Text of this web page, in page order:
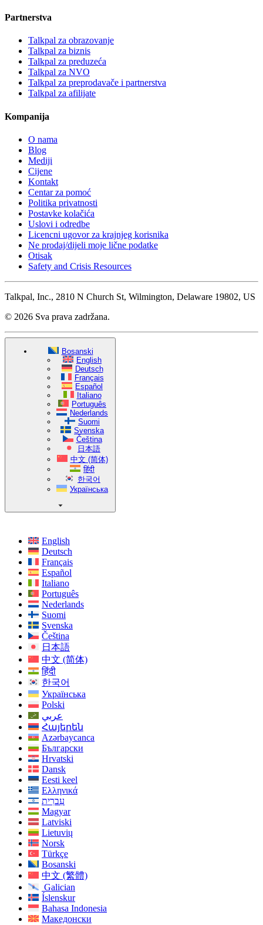
Partnerstva
Talkpal za obrazovanje
Talkpal za biznis
Talkpal za preduzeća
Talkpal za NVO
Talkpal za preprodavače i partnerstva
Talkpal za afilijate
Kompanija
O nama
Blog
Mediji
Cijene
Kontakt
Centar za pomoć
Politika privatnosti
Postavke kolačića
Uslovi i odredbe
Licencni ugovor za krajnjeg korisnika
Ne prodaj/dijeli moje lične podatke
Otisak
Safety and Crisis Resources
Talkpal, Inc., 2810 N Church St, Wilmington, Delaware 19802, US
© 2026 Sva prava zadržana.
Bosanski
English
Deutsch
Français
Español
Italiano
Português
Nederlands
Suomi
Svenska
Čeština
日本語
中文 (简体)
हिंदी
한국어
Українська
English
Deutsch
Français
Español
Italiano
Português
Nederlands
Suomi
Svenska
Čeština
日本語
中文 (简体)
हिंदी
한국어
Українська
Polski
عربي
Հայերեն
Azərbaycanca
Български
Hrvatski
Dansk
Eesti keel
Ελληνικά
עִברִית
Magyar
Latviski
Lietuvių
Norsk
Türkçe
Bosanski
中文 (繁體)
Galician
Íslenskur
Bahasa Indonesia
Македонски